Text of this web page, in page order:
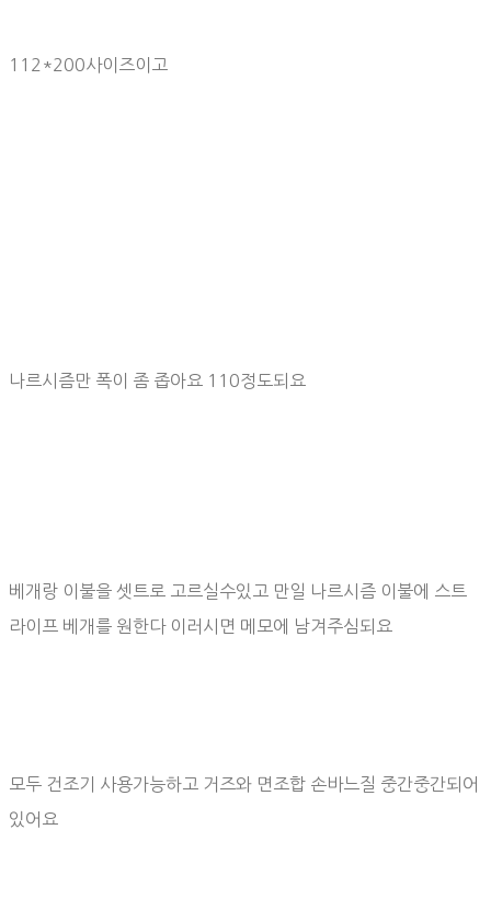
112*200사이즈이고
나르시즘만 폭이 좀 좁아요 110정도되요
베개랑 이불을 셋트로 고르실수있고 만일 나르시즘 이불에 스트
라이프 베개를 원한다 이러시면 메모에 남겨주심되요
모두 건조기 사용가능하고 거즈와 면조합 손바느질 중간중간되어
있어요